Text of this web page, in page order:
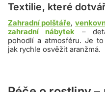
Textilie, které
Zahradní polštáře,
zahradní nábytek –
pohodlí a atmosféru. Je
jak rychle osvěžit aranžmá.